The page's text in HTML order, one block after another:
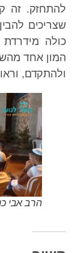
להתחזק. זה
שצריכים
כולה
המון אחד
ולהתקדם,
הרב אבי